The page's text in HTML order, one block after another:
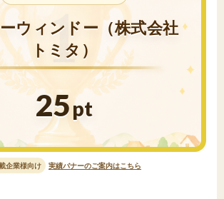
ウィンドー（株式会社
トミタ）
25pt
企業様向け 実績バナーのご案内はこちら